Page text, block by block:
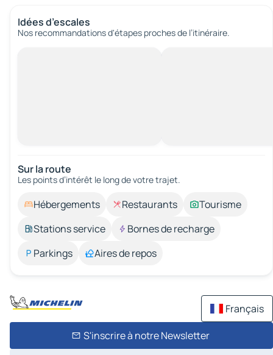
Idées d’escales
Nos recommandations d'étapes proches de l’itinéraire.
Sur la route
Les points d’intérêt le long de votre trajet.
Hébergements Restaurants
Tourisme
Stations service
Bornes de recharge
Parkings
Aires de repos
Français
S'inscrire à notre Newsletter